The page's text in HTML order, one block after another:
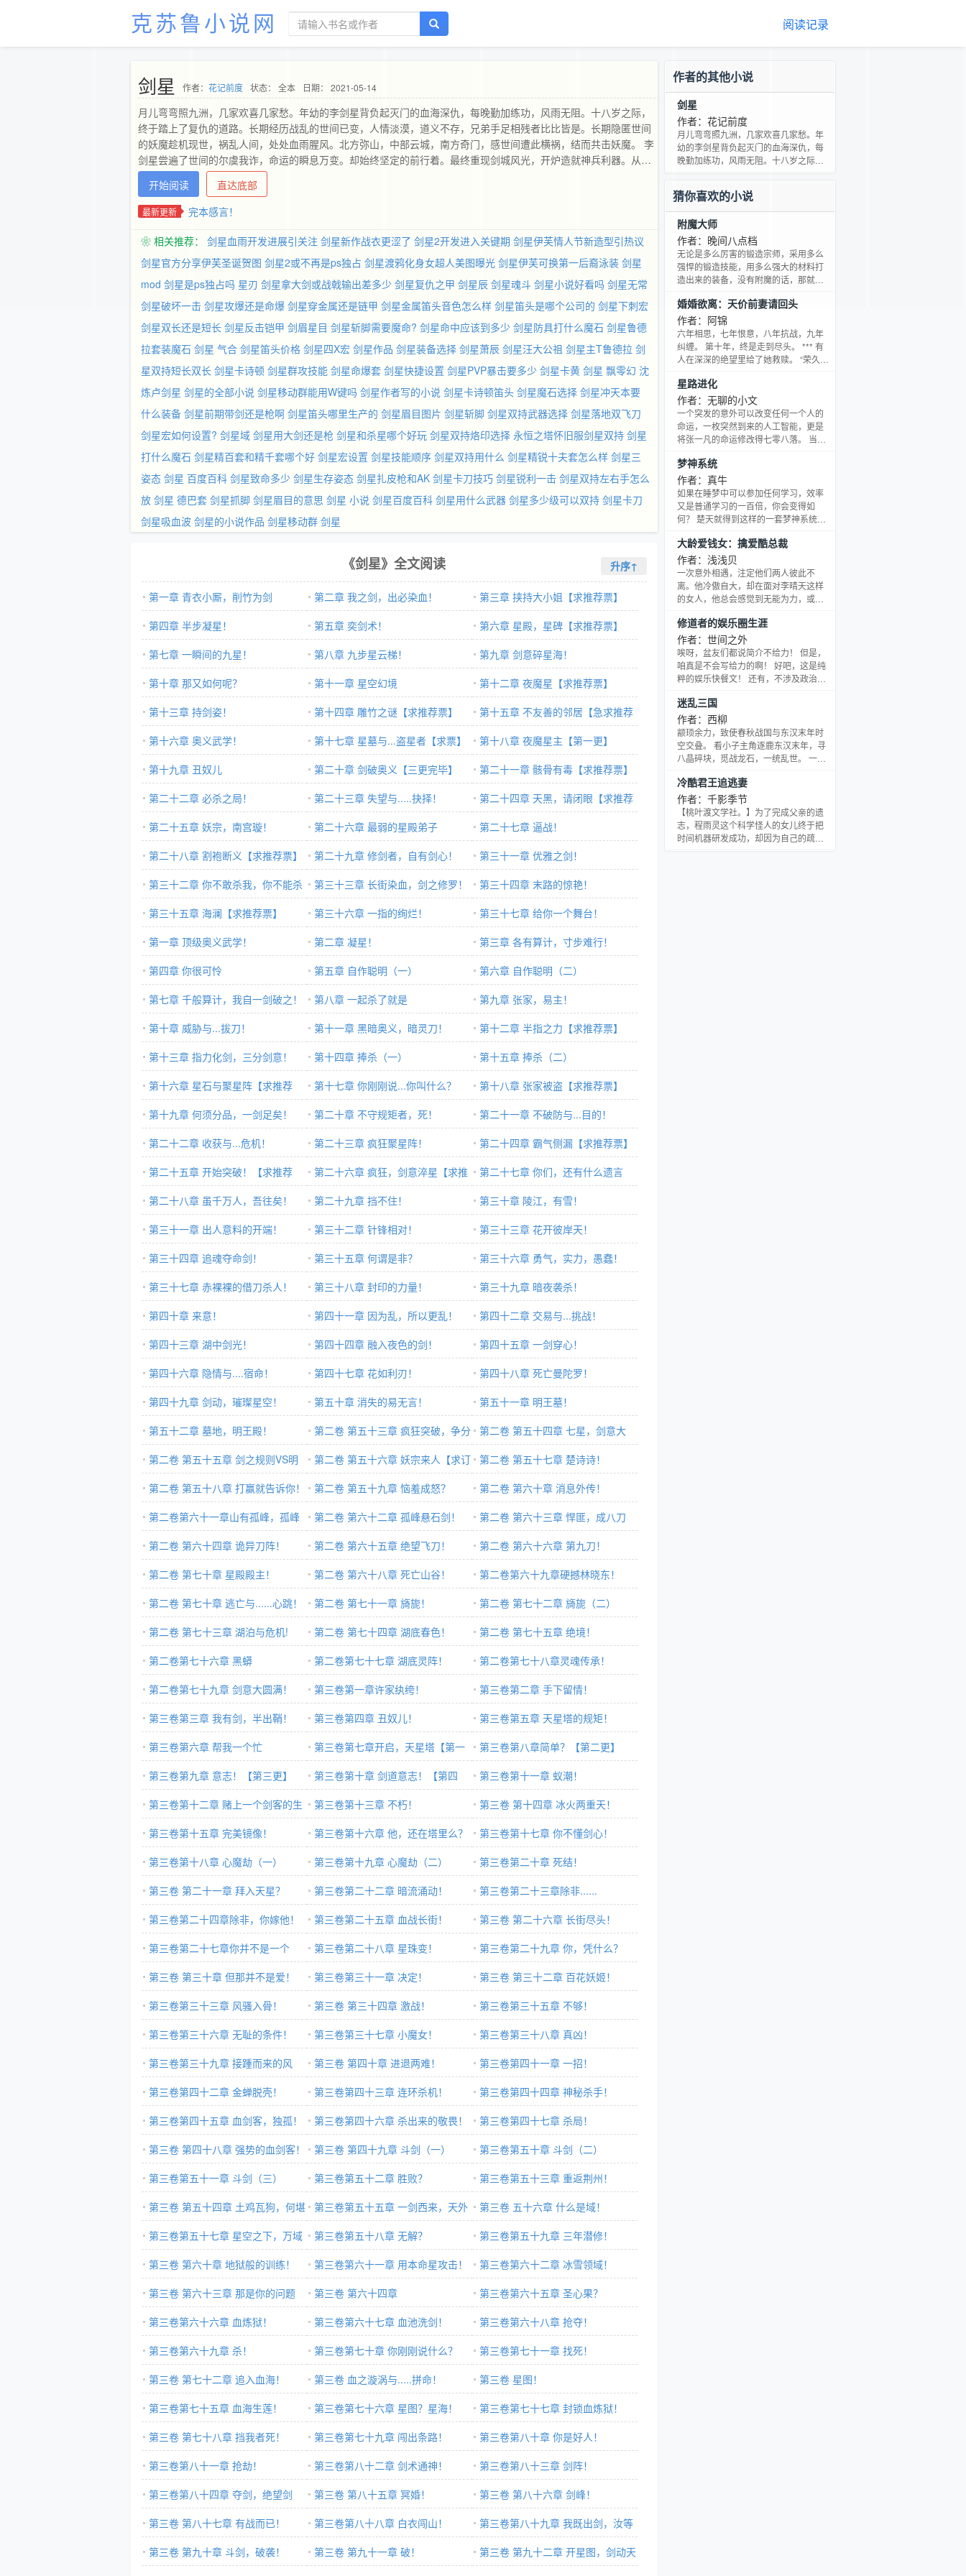
克苏鲁小说网 阅读记录
剑星 作者： 花记前度 状态： 全本 日期： 2021-05-14
月儿弯弯照九洲，几家欢喜几家愁。年幼的李剑星背负起灭门的血海深仇，每晚勤加练功，风雨无阻。十八岁之际，
终于踏上了复仇的道路。长期经历战乱的世间已变，人情淡漠，道义不存，兄弟手足相残者比比皆是。长期隐匿世间
的妖魔趁机现世，祸乱人间，处处血雨腥风。北方弥山，中部云城，南方奇门，感世间遭此横祸，结而共击妖魔。 李
剑星尝遍了世间的尔虞我诈，命运的瞬息万变。却始终坚定的前行着。最终重现剑城风光，开炉造就神兵利器。从年
少无知到看透红尘，李剑星经历了朋友的悲欢离合，经历了情人的生死相许，到头来才恍然大悟，人生本就如此，命
运本就令人捉摸不定。最终寄情于剑术，北击鬼师，南敌巫妖，西捣树巢，战鬼箭，挑云城，与自己的宿敌战于天云
山脉，剑气刀流纵横，削峰成顶，劈山成谷，于生死之际窥视到了整个大陆的秘密。
开始阅读 直达底部
最新更新 完本感言！
❀ 相关推荐： 剑星血雨开发进展引关注 剑星新作战衣更涩了 剑星2开发进入关键期 剑星伊芙情人节新造型引热议
剑星官方分享伊芙圣诞贺图 剑星2或不再是ps独占 剑星渡鸦化身女超人美图曝光 剑星伊芙可换第一后裔泳装 剑星
mod 剑星是ps独占吗 星刃 剑星拿大剑或战戟输出差多少 剑星复仇之甲 剑星辰 剑星魂斗 剑星小说好看吗 剑星无常
剑星破坏一击 剑星攻爆还是命爆 剑星穿金属还是链甲 剑星金属笛头音色怎么样 剑星笛头是哪个公司的 剑星下刺宏
剑星双长还是短长 剑星反击铠甲 剑眉星目 剑星斩脚需要魔命? 剑星命中应该到多少 剑星防具打什么魔石 剑星鲁德
拉套装魔石 剑星 气合 剑星笛头价格 剑星四X宏 剑星作品 剑星装备选择 剑星萧辰 剑星汪大公祖 剑星主T鲁德拉 剑
星双持短长双长 剑星卡诗顿 剑星群攻技能 剑星命爆套 剑星快捷设置 剑星PVP暴击要多少 剑星卡黄 剑星 飘零幻 沈
炼卢剑星 剑星的全部小说 剑星移动群能用W键吗 剑星作者写的小说 剑星卡诗顿笛头 剑星魔石选择 剑星冲天本要
什么装备 剑星前期带剑还是枪啊 剑星笛头哪里生产的 剑星眉目图片 剑星斩脚 剑星双持武器选择 剑星落地双飞刀
剑星宏如何设置? 剑星域 剑星用大剑还是枪 剑星和杀星哪个好玩 剑星双持烙印选择 永恒之塔怀旧服剑星双持 剑星
打什么魔石 剑星精百套和精千套哪个好 剑星宏设置 剑星技能顺序 剑星双持用什么 剑星精锐十夫套怎么样 剑星三
姿态 剑星 百度百科 剑星致命多少 剑星生存姿态 剑星扎皮枪和AK 剑星卡刀技巧 剑星锐利一击 剑星双持左右手怎么
放 剑星 德巴套 剑星抓脚 剑星眉目的意思 剑星 小说 剑星百度百科 剑星用什么武器 剑星多少级可以双持 剑星卡刀
剑星吸血波 剑星的小说作品 剑星移动群 剑星
《剑星》全文阅读 升序↑
第一章 青衣小厮，削竹为剑 第二章 我之剑，出必染血！
第三章 挟持大小姐【求推荐票】
第四章 半步凝星！
第五章 奕剑术！
第六章 星殿，星碑【求推荐票】
第七章 一瞬间的九星！
第八章 九步星云梯！
第九章 剑意碎星海！
第十章 那又如何呢？
第十一章 星空幻境
第十二章 夜魔星【求推荐票】
第十三章 持剑姿！
第十四章 雕竹之谜【求推荐票】
第十五章 不友善的邻居【急求推荐
票】
第十六章 奥义武学！ 第十七章 星墓与...盗星者【求票】
第十八章 夜魔星主【第一更】
第十九章 丑奴儿
第二十章 剑破奥义【三更完毕】
第二十一章 骸骨有毒【求推荐票】
第二十二章 必杀之局！
第二十三章 失望与.....抉择！
第二十四章 天黑，请闭眼【求推荐
票】
第二十五章 妖宗，南宫璇！ 第二十六章 最弱的星殿弟子
第二十七章 逼战！
第二十八章 割袍断义【求推荐票】
第二十九章 修剑者，自有剑心！
第三十一章 优雅之剑！
第三十二章 你不敢杀我，你不能杀
我！
第三十三章 长街染血，剑之修罗！
第三十四章 末路的惊艳！
第三十五章 海澜【求推荐票】
第三十六章 一指的绚烂！
第三十七章 给你一个舞台！
第一章 顶级奥义武学！
第二章 凝星！
第三章 各有算计，寸步难行！
第四章 你很可怜
第五章 自作聪明（一）
第六章 自作聪明（二）
第七章 千般算计，我自一剑破之！
第八章 一起杀了就是
第九章 张家，易主！
第十章 威胁与...拔刀！
第十一章 黑暗奥义，暗灵刀！
第十二章 半指之力【求推荐票】
第十三章 指力化剑，三分剑意！
第十四章 捧杀（一）
第十五章 捧杀（二）
第十六章 星石与聚星阵【求推荐
票】
第十七章 你刚刚说...你叫什么？
第十八章 张家被盗【求推荐票】
第十九章 何须分品，一剑足矣！
第二十章 不守规矩者，死！
第二十一章 不破防与...目的！
第二十二章 收获与...危机！
第二十三章 疯狂聚星阵！
第二十四章 霸气侧漏【求推荐票】
第二十五章 开始突破！【求推荐
票】
第二十六章 疯狂，剑意淬星【求推
荐票】
第二十七章 你们，还有什么遗言
么？
第二十八章 虽千万人，吾往矣！ 第二十九章 挡不住！
第三十章 陵江，有雪！
第三十一章 出人意料的开端！
第三十二章 针锋相对！
第三十三章 花开彼岸天！
第三十四章 追魂夺命剑！
第三十五章 何谓是非？
第三十六章 勇气，实力，愚蠢！
第三十七章 赤裸裸的借刀杀人！
第三十八章 封印的力量！
第三十九章 暗夜袭杀！
第四十章 来意！
第四十一章 因为乱，所以更乱！
第四十二章 交易与...挑战！
第四十三章 湖中剑光！
第四十四章 融入夜色的剑！
第四十五章 一剑穿心！
第四十六章 隐情与....宿命！
第四十七章 花如利刃！
第四十八章 死亡曼陀罗！
第四十九章 剑动，璀璨星空！
第五十章 消失的易无言！
第五十一章 明王墓！
第五十二章 墓地，明王殿！
第二卷 第五十三章 疯狂突破，争分
夺秒！
第二卷 第五十四章 七星，剑意大
成！
第二卷 第五十五章 剑之规则VS明
王印！
第二卷 第五十六章 妖宗来人【求订
阅】
第二卷 第五十七章 楚诗诗！
第二卷 第五十八章 打赢就告诉你！
第二卷 第五十九章 恼羞成怒？
第二卷 第六十章 消息外传！
第二卷第六十一章山有孤峰，孤峰
有石！
第二卷 第六十二章 孤峰悬石剑！
第二卷 第六十三章 悍匪，成八刀
【三更完毕】
第二卷 第六十四章 诡异刀阵！ 第二卷 第六十五章 绝望飞刀！
第二卷 第六十六章 第九刀！
第二卷 第七十章 星殿殿主！
第二卷 第六十八章 死亡山谷！
第二卷第六十九章硬撼林晓东！
第二卷 第七十章 逃亡与......心跳！
第二卷 第七十一章 旖旎！
第二卷 第七十二章 旖旎（二）
第二卷 第七十三章 湖泊与危机!
第二卷 第七十四章 湖底春色！
第二卷 第七十五章 绝境！
第二卷第七十六章 黑蟒
第二卷第七十七章 湖底灵阵！
第二卷第七十八章灵魂传承！
第二卷第七十九章 剑意大圆满！
第三卷第一章许家纨绔！
第三卷第二章 手下留情！
第三卷第三章 我有剑，半出鞘！
第三卷第四章 丑奴儿！
第三卷第五章 天星塔的规矩！
第三卷第六章 帮我一个忙
第三卷第七章开启，天星塔【第一
更】
第三卷第八章简单？【第二更】
第三卷第九章 意志！【第三更】
第三卷第十章 剑道意志！【第四
更】
第三卷第十一章 蚁潮！
第三卷第十二章 赌上一个剑客的生
命与骄傲！
第三卷第十三章 不朽！
第三卷 第十四章 冰火两重天！
第三卷第十五章 完美镜像！
第三卷第十六章 他，还在塔里么？
第三卷第十七章 你不懂剑心！
第三卷第十八章 心魔劫（一）
第三卷第十九章 心魔劫（二）
第三卷第二十章 死结！
第三卷 第二十一章 拜入天星？
第三卷第二十二章 暗流涌动！
第三卷第二十三章除非......
第三卷第二十四章除非，你嫁他！
第三卷第二十五章 血战长街！
第三卷 第二十六章 长街尽头！
第三卷第二十七章你并不是一个
人！
第三卷第二十八章 星珠变！
第三卷第二十九章 你，凭什么？
第三卷 第三十章 但那并不是爱！
第三卷第三十一章 决定！
第三卷 第三十二章 百花妖姬！
第三卷第三十三章 风骚入骨！
第三卷 第三十四章 激战！
第三卷第三十五章 不够！
第三卷第三十六章 无耻的条件！
第三卷第三十七章 小魔女！
第三卷第三十八章 真凶！
第三卷第三十九章 接踵而来的风
暴！
第三卷 第四十章 进退两难！
第三卷第四十一章 一招！
第三卷第四十二章 金蝉脱壳！
第三卷第四十三章 连环杀机！
第三卷第四十四章 神秘杀手！
第三卷第四十五章 血剑客，独孤！
第三卷第四十六章 杀出来的敬畏！
第三卷第四十七章 杀局！
第三卷 第四十八章 强势的血剑客！
第三卷 第四十九章 斗剑（一）
第三卷第五十章 斗剑（二）
第三卷第五十一章 斗剑（三）
第三卷第五十二章 胜败？
第三卷第五十三章 重返荆州！
第三卷 第五十四章 土鸡瓦狗，何堪
一击？
第三卷第五十五章 一剑西来，天外
飞仙！
第三卷 五十六章 什么是域！
第三卷第五十七章 星空之下，万域
空间！
第三卷第五十八章 无解？
第三卷第五十九章 三年潜修！
第三卷 第六十章 地狱般的训练！
第三卷第六十一章 用本命星攻击！
第三卷第六十二章 冰雪领域！
第三卷 第六十三章 那是你的问题
第三卷 第六十四章
第三卷第六十五章 圣心果？
第三卷第六十六章 血炼狱！
第三卷第六十七章 血池洗剑！
第三卷第六十八章 抢夺！
第三卷第六十九章 杀！
第三卷第七十章 你刚刚说什么？
第三卷第七十一章 找死！
第三卷 第七十二章 追入血海！
第三卷 血之漩涡与.....拼命！
第三卷 星图！
第三卷第七十五章 血海生莲！
第三卷第七十六章 星图？星海！
第三卷第七十七章 封锁血炼狱！
第三卷 第七十八章 挡我者死！
第三卷第七十九章 闯出条路！
第三卷第八十章 你是好人！
第三卷第八十一章 抢劫！
第三卷第八十二章 剑术通神！
第三卷第八十三章 剑阵！
第三卷第八十四章 夺剑，绝望剑
阵！
第三卷 第八十五章 冥婚！
第三卷 第八十六章 剑峰！
第三卷 第八十七章 有战而已！
第三卷第八十八章 白衣闯山！
第三卷第八十九章 我既出剑，汝等
何必用剑？
第三卷 第九十章 斗剑，破袭！ 第三卷 第九十一章 破！
第三卷 第九十二章 开星图，剑动天
作者的其他小说
剑星
作者：花记前度
月儿弯弯照九洲，几家欢喜几家愁。年
幼的李剑星背负起灭门的血海深仇，每
晚勤加练功，风雨无阻。十八岁之际，
弟手足相残者比比皆是。长期隐匿世间
的妖魔趁机现世，祸乱人间，处处血雨
腥风。北方弥山，中部云城，南方奇
门，感世间遭此横祸，结而共击妖魔。
李剑星尝遍了世间的尔虞我诈，命运的
瞬息万变。却始终坚定的前行着。最终
重现剑城风光，开炉造就神兵
猜你喜欢的小说
附魔大师
作者：晚间八点档
无论是多么厉害的锻造宗师，采用多么
强悍的锻造技能，用多么强大的材料打
造出来的装备，没有附魔的话，那就是
婚婚欲离：天价前妻请回头
作者：阿锦
六年相思，七年恨意，八年抗战，九年
纠缠。 第十年，终是走到尽头。 *** 有
人在深深的绝望里给了她救赎。 “荣久
同珍宝。” 荣久箫精致下巴微扬，“不
放。” 若是不放，为何狠狠将她伤，弟弟
惨死，家破人亡，昔日伙伴尽数消失，
腹中孩儿化为一滩艳红血，她发已成瓦
上霜。 *** 当真相揭开，过往秘密全数现
狂。 “梁乔笙，对不起，我爱你。”荣
星路进化
作者：无聊的小文
一个突发的意外可以改变任何一个人的
命运，一枚突然到来的人工智能，更是
将张一凡的命运修改得七零八落。 当你
先，能力先带来的是美女、金钱和权
势……。随后才是一连串的责任。 在享
受温柔的时候，也要尽到照顾美女的义
务； 在挥霍金钱的同时，也要为下一笔
收入做好准备； 在利用权势替自己开路
有酒今朝醉，而要想到自己还有那些敌
人，要防备他们，打倒他
梦神系统
作者：真牛
如果在睡梦中可以参加任何学习，效率
又是普通学习的一百倍，你会变得如
何？ 楚天就得到这样的一套梦神系统，
路。 这个世上，再无我学不会之技。 琴
棋书画，炼丹医药，内劲体术，锻造炼
器。 无一不能，无一不精！ 正所谓：拥
有梦想，拥有一切！
大龄爱钱女：擒爱酷总裁
作者：浅浅贝
一次意外相遇，注定他们两人彼此不
离。他冷傲自大，却在面对李晴天这样
的女人，他总会感觉到无能为力，或是
驰。她爱钱天真，想段赫南这样的男
人，想想她都觉得吃不消，脾气坏，霸
道，可是却总会在她无助伤心的时候陪
着她。该怎么说，爱情命注定，很矫
情，却很真切。
修道者的娱乐圈生涯
作者：世间之外
唉呀，盆友们都说简介不给力！ 但是，
咱真是不会写给力的啊！ 好吧，这是纯
粹的娱乐快餐文！ 还有，不涉及政治金
吧？ ps1：各种关爱，少不得啊！每天
保底两章四千字，不定期爆发！ ps2：
书群：276973663
迷乱三国
作者：西柳
颛顼余力，致使春秋战国与东汉末年时
空交叠。 看小子主角逐鹿东汉末年，寻
八晶碎块，觅战龙石，一统乱世。 一场
江断流、上党反叛…… 军阶：兵士、兵
锋、兵闲、兵尉、兵校、将羽、将元、
将星、将月、将尊、军将。 谋段：谋
士、谋兵、谋营、谋尉、谋校、羽元谋
士、星月谋士、将尊谋士、鸿蒙军师。
冷酷君王追逃妻
作者：千影季节
【桃叶渡文学社。】为了完成父亲的遗
志，程雨灵这个科学怪人的女儿终于把
时间机器研发成功，却因为自己的疏忽